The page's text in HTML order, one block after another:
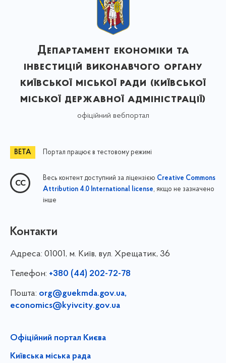
Департамент економіки та
інвестицій виконавчого органу
київської міської ради (київської
міської державної адміністрації)
офіційний вебпортал
Портал працює в тестовому режимі
Весь контент доступний за ліцензією Creative Commons
Attribution 4.0 International license, якщо не зазначено
інше
Контакти
Адреса: 01001, м. Київ, вул. Хрещатик, 36
Телефон: +380 (44) 202-72-78
Пошта: org@guekmda.gov.ua,
economics@kyivcity.gov.ua
Офіційний портал Києва
Київська міська рада